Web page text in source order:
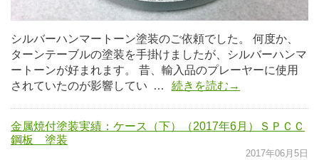
シルバーハンマートーン塗装のご依頼でした。 何度か、
ターンテーブルの塗装を手掛けましたが、シルバーハンマ
ートーンが好まれます。 昔、輸入品のプレーヤーに使用
されていたのが影響してい …
続きを読む→
金属焼付塗装実績：ケース（下）（2017年6月）ＳＰＣＣ
鋼板 塗装
2017年06月5日